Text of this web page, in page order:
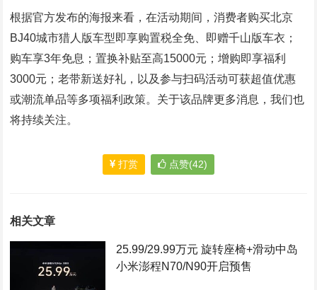
根据官方发布的海报来看，在活动期间，消费者购买北京
BJ40城市猎人版车型即享购置税全免、即赠千山版车衣；
购车享3年免息；置换补贴至高15000元；增购即享福利
3000元；老带新送好礼，以及参与扫码活动可获超值优惠
或潮流单品等多项福利政策。关于该品牌更多消息，我们也
将持续关注。
打赏 点赞(42)
相关文章
25.99/29.99万元 旋转座椅+滑动中岛
小米澎程N70/N90开启预售